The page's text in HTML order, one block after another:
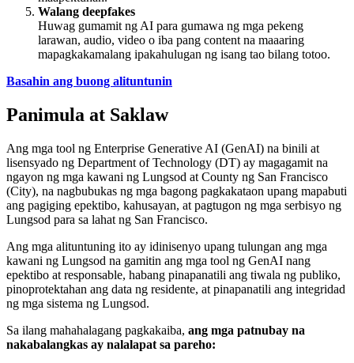
Walang deepfakes
Huwag gumamit ng AI para gumawa ng mga pekeng
larawan, audio, video o iba pang content na maaaring
mapagkakamalang ipakahulugan ng isang tao bilang totoo.
Basahin ang buong alituntunin
Panimula at Saklaw
Ang mga tool ng Enterprise Generative AI (GenAI) na binili at
lisensyado ng Department of Technology (DT) ay magagamit na
ngayon ng mga kawani ng Lungsod at County ng San Francisco
(City), na nagbubukas ng mga bagong pagkakataon upang mapabuti
ang pagiging epektibo, kahusayan, at pagtugon ng mga serbisyo ng
Lungsod para sa lahat ng San Francisco.
Ang mga alituntuning ito ay idinisenyo upang tulungan ang mga
kawani ng Lungsod na gamitin ang mga tool ng GenAI nang
epektibo at responsable, habang pinapanatili ang tiwala ng publiko,
pinoprotektahan ang data ng residente, at pinapanatili ang integridad
ng mga sistema ng Lungsod.
Sa ilang mahahalagang pagkakaiba, ang mga patnubay na
nakabalangkas ay nalalapat sa pareho: